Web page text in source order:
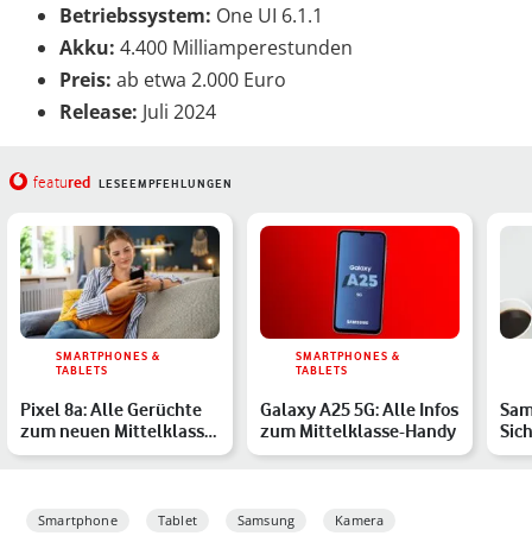
Betriebssystem: One UI 6.1.1
Akku: 4.400 Milliamperestunden
Preis: ab etwa 2.000 Euro
Release: Juli 2024
featured LESEEMPFEHLUNGEN
SMARTPHONES &
TABLETS
Pixel 8a: Alle Gerüchte
zum neuen Mittelklasse-
Smartphone von Goo…
SMARTPHONES &
TABLETS
Galaxy A25 5G: Alle Infos
zum Mittelklasse-Handy
Juli
Smartphone Tablet Samsung Kamera